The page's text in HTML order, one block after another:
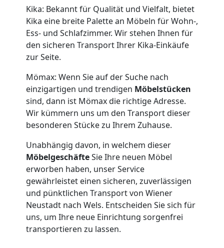
Kika: Bekannt für Qualität und Vielfalt, bietet
Kika eine breite Palette an Möbeln für Wohn-,
Ess- und Schlafzimmer. Wir stehen Ihnen für
den sicheren Transport Ihrer Kika-Einkäufe
zur Seite.
Mömax: Wenn Sie auf der Suche nach
einzigartigen und trendigen Möbelstücken
sind, dann ist Mömax die richtige Adresse.
Wir kümmern uns um den Transport dieser
besonderen Stücke zu Ihrem Zuhause.
Unabhängig davon, in welchem dieser
MöbelgeschäfteSie Ihre neuen Möbel
erworben haben, unser Service
gewährleistet einen sicheren, zuverlässigen
und pünktlichen Transport von Wiener
Neustadt nach Wels. Entscheiden Sie sich für
uns, um Ihre neue Einrichtung sorgenfrei
transportieren zu lassen.
National
Möbeltransport
International
Beiladung
National
Beiladung
International
Internationaler